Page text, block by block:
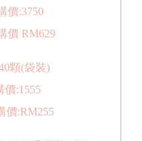
價:3750
價 RM629
顆(袋裝)
價:1555
價:RM255